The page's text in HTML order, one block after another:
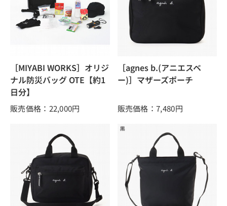
［MIYABI WORKS］オリジ
ナル防災バッグ OTE【約1
日分】
販売価格：22,000円
［agnes b.(アニエスベ
ー)］マザーズポーチ
販売価格：7,480円